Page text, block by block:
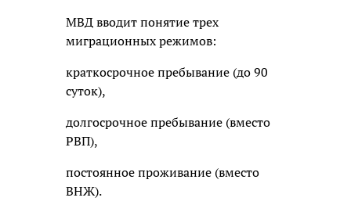
МВД вводит понятие трех
миграционных режимов:
краткосрочное пребывание (до 90
суток),
долгосрочное пребывание (вместо
РВП),
постоянное проживание (вместо
ВНЖ).